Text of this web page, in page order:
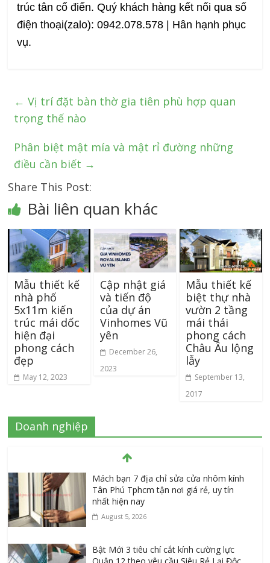
trúc tân cổ điển. Quý khách hàng kết nối qua số
điện thoại(zalo): 0942.078.578 | Hân hạnh phục
vụ.
← Vị trí đặt bàn thờ gia tiên phù hợp quan
trọng thế nào
Phân biệt mật mía và mật rỉ đường những
điều cần biết →
Share This Post:
Bài liên quan khác
Mẫu thiết kế
nhà phố
5x11m kiến
trúc mái dốc
hiện đại
phong cách
đẹp
May 12, 2023
Cập nhật giá
và tiến độ
của dự án
Vinhomes Vũ
yên
December 26,
2023
Mẫu thiết kế
biệt thự nhà
vườn 2 tầng
mái thái
phong cách
Châu Âu lộng
lẫy
September 13,
2017
Doanh nghiệp
Mách bạn 7 địa chỉ sửa cửa nhôm kính
Tân Phú Tphcm tận nơi giá rẻ, uy tín
nhất hiện nay
August 5, 2026
Bật Mới 3 tiêu chí cắt kính cường lực
Quận 12 theo yêu cầu Siêu Rẻ Lại Độc